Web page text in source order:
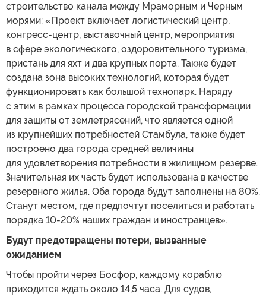
строительство канала между Мраморным и Черным
морями: «Проект включает логистический центр,
конгресс-центр, выставочный центр, мероприятия
в сфере экологического, оздоровительного туризма,
пристань для яхт и два крупных порта. Также будет
создана зона высоких технологий, которая будет
функционировать как большой технопарк. Наряду
с этим в рамках процесса городской трансформации
для защиты от землетрясений, что является одной
из крупнейших потребностей Стамбула, также будет
построено два города средней величины
для удовлетворения потребности в жилищном резерве.
Значительная их часть будет использована в качестве
резервного жилья. Оба города будут заполнены на 80%.
Станут местом, где предпочтут поселиться и работать
порядка 10-20% наших граждан и иностранцев».
Будут предотвращены потери, вызванные
ожиданием
Чтобы пройти через Босфор, каждому кораблю
приходится ждать около 14,5 часа. Для судов,